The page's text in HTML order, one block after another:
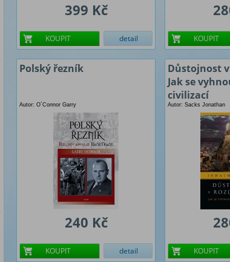
399 Kč
KOUPIT detail KOUPIT
Polský řezník
Autor: O´Connor Garry
240 Kč
KOUPIT detail
Důstojnost
Jak se
civilizací
Autor: Sacks Jonathan
KOUPIT